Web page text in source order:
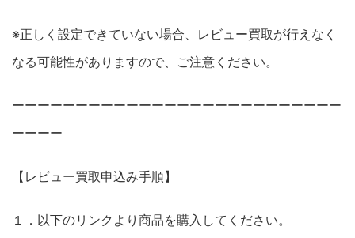
※正しく設定できていない場合、レビュー買取が行えなく
なる可能性がありますので、ご注意ください。
ーーーーーーーーーーーーーーーーーーーーーーーーーー
ーーーー
【レビュー買取申込み手順】
１．以下のリンクより商品を購入してください。